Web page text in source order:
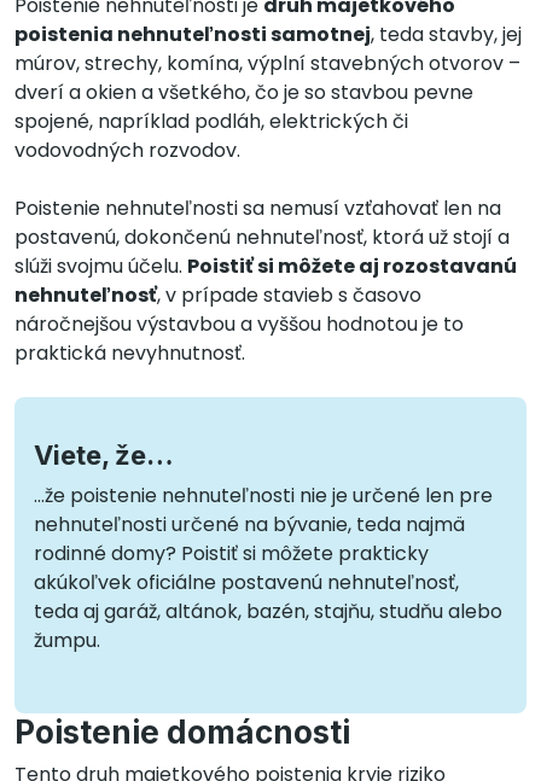
poistenia nehnuteľnosti samotnej, teda stavby, jej
múrov, strechy, komína, výplní stavebných otvorov –
dverí a okien a všetkého, čo je so stavbou pevne
spojené, napríklad podláh, elektrických či
vodovodných rozvodov.
Poistenie nehnuteľnosti sa nemusí vzťahovať len na
postavenú, dokončenú nehnuteľnosť, ktorá už stojí a
slúži svojmu účelu. Poistiť si môžete aj rozostavanú
nehnuteľnosť, v prípade stavieb s časovo
náročnejšou výstavbou a vyššou hodnotou je to
praktická nevyhnutnosť.
Viete, že…
...že poistenie nehnuteľnosti nie je určené len pre
nehnuteľnosti určené na bývanie, teda najmä
rodinné domy? Poistiť si môžete prakticky
akúkoľvek oficiálne postavenú nehnuteľnosť,
teda aj garáž, altánok, bazén, stajňu, studňu alebo
žumpu.
Poistenie domácnosti
Tento druh majetkového poistenia kryje riziko